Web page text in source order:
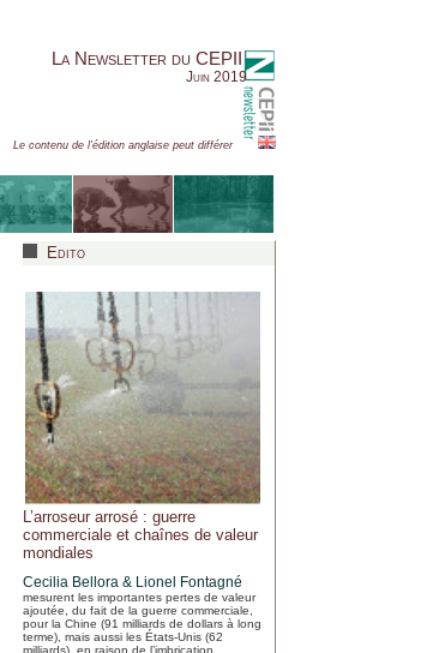
La Newsletter du CEPII
Juin 2019
Le contenu de l'édition anglaise peut différer
Edito
L’arroseur arrosé : guerre
commerciale et chaînes de valeur
mondiales
Cecilia Bellora & Lionel Fontagné
mesurent les importantes pertes de valeur
ajoutée, du fait de la guerre commerciale,
pour la Chine (91 milliards de dollars à long
terme), mais aussi les États-Unis (62
milliards), en raison de l’imbrication